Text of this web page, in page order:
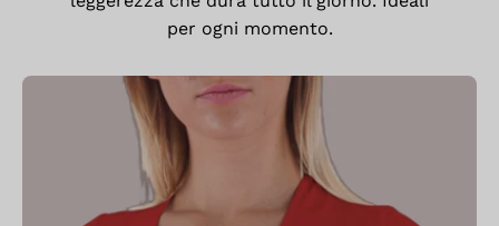
per ogni momento.